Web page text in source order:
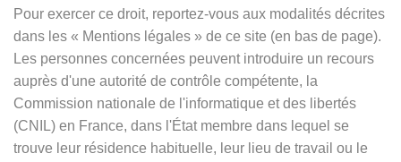
Pour exercer ce droit, reportez-vous aux modalités décrites
dans les « Mentions légales » de ce site (en bas de page).
Les personnes concernées peuvent introduire un recours
auprès d'une autorité de contrôle compétente, la
Commission nationale de l'informatique et des libertés
(CNIL) en France, dans l'État membre dans lequel se
trouve leur résidence habituelle, leur lieu de travail ou le